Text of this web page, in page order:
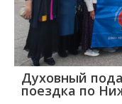
Духовный
поездка по